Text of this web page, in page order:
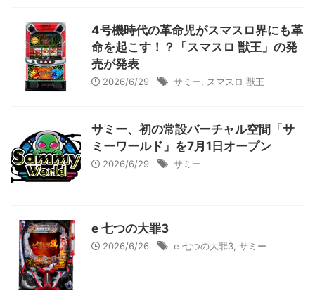
4号機時代の革命児がスマスロ界にも革
命を起こす！？「スマスロ 獣王」の発
売が発表
2026/6/29 サミー スマスロ 獣王
サミー、初の常設バーチャル空間「サ
ミーワールド」を7月1日オープン
2026/6/29 サミー
e 七つの大罪3
2026/6/26 e 七つの大罪3 サミー